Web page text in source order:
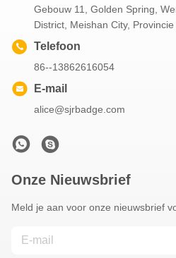
Gebouw 11, Golden Spring,
District, Meishan City,
Telefoon
86--13862616054
E-mail
alice@sjrbadge.com
Onze Nieuwsbrief
Meld je aan voor onze nieuwsbrief